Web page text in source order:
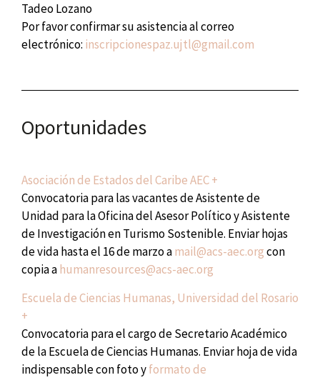
Tadeo Lozano
Por favor confirmar su asistencia al correo
electrónico: inscripcionespaz.ujtl@gmail.com
Oportunidades
Asociación de Estados del Caribe AEC +
Convocatoria para las vacantes de Asistente de
Unidad para la Oficina del Asesor Político y Asistente
de Investigación en Turismo Sostenible. Enviar hojas
de vida hasta el 16 de marzo amail@acs-aec.orgcon
copia ahumanresources@acs-aec.org
Escuela de Ciencias Humanas, Universidad del Rosario
+
Convocatoria para el cargo de Secretario Académico
de la Escuela de Ciencias Humanas. Enviar hoja de vida
indispensable con foto yformato de